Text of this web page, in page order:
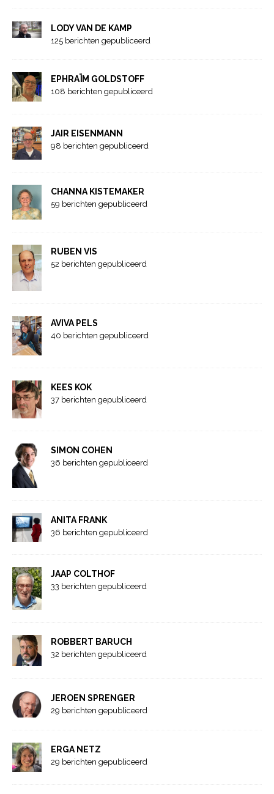
LODY VAN DE KAMP
125 berichten gepubliceerd
EPHRAÏM GOLDSTOFF
108 berichten gepubliceerd
JAIR EISENMANN
98 berichten gepubliceerd
CHANNA KISTEMAKER
59 berichten gepubliceerd
RUBEN VIS
52 berichten gepubliceerd
AVIVA PELS
40 berichten gepubliceerd
KEES KOK
37 berichten gepubliceerd
SIMON COHEN
36 berichten gepubliceerd
ANITA FRANK
36 berichten gepubliceerd
JAAP COLTHOF
33 berichten gepubliceerd
ROBBERT BARUCH
32 berichten gepubliceerd
JEROEN SPRENGER
29 berichten gepubliceerd
ERGA NETZ
29 berichten gepubliceerd